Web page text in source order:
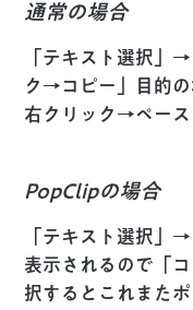
通常の場合
「テキスト選択」
ク→コピー」目的
右クリック→ペース
PopClipの場合
「テキスト選択」
表示されるので「
択するとこれまた